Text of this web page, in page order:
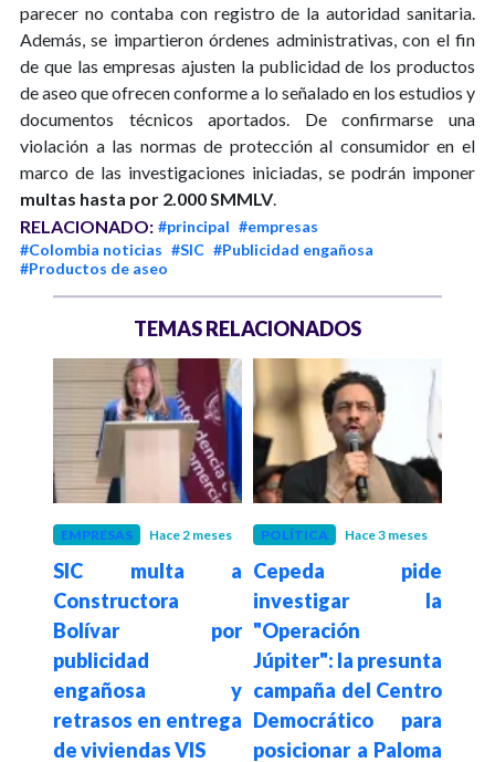
parecer no contaba con registro de la autoridad sanitaria.
Además, se impartieron órdenes administrativas, con el fin
de que las empresas ajusten la publicidad de los productos
de aseo que ofrecen conforme a lo señalado en los estudios y
documentos técnicos aportados. De confirmarse una
violación a las normas de protección al consumidor en el
marco de las investigaciones iniciadas, se podrán imponer
multas hasta por 2.000 SMMLV.
RELACIONADO: #principal #empresas
#Colombia noticias #SIC #Publicidad engañosa
#Productos de aseo
TEMAS RELACIONADOS
EMPRESAS Hace 2 meses
SIC multa a
Constructora
Bolívar por
publicidad
engañosa y
retrasos en entrega
de viviendas VIS
POLÍTICA Hace 3 meses
Cepeda pide
investigar la
"Operación
Júpiter": la presunta
campaña del Centro
Democrático para
posicionar a Paloma